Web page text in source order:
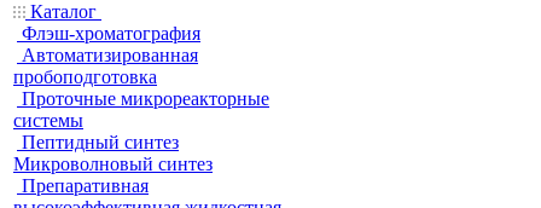
Каталог
Флэш-хроматография
Автоматизированная
пробоподготовка
Проточные микрореакторные
системы
Пептидный синтез
Микроволновый синтез
Препаративная